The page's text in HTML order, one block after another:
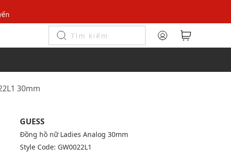
30mm
GUESS
Đồng hồ nữ Ladies Analog 30mm
Style Code: GW0022L1